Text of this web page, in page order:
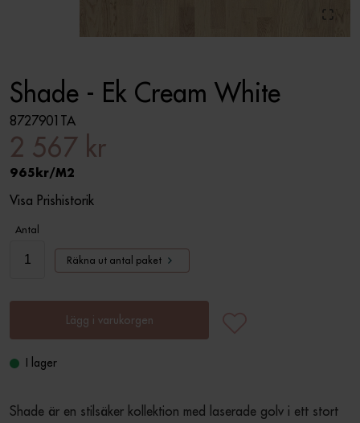
Shade - Ek Cream White
8727901TA
2 567 kr
965 M2
Visa Prishistorik
Antal
Räkna ut antal paket
Lägg i varukorgen
I lager
Shade är en stilsäker kollektion med laserade golv i ett stort